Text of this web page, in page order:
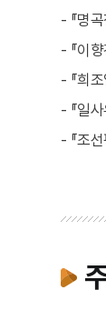
- 『명
- 『이
- 『희
- 『일
- 『조